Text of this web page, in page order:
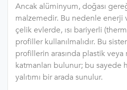
Ancak alüminyum, doğası
malzemedir. Bu nedenle
çelik evlerde, ısı bariyerli
profiller kullanılmalıdır. Bu
profillerin arasında plastik veya
katmanları bulunur; bu sayede
yalıtımı bir arada sunulur.